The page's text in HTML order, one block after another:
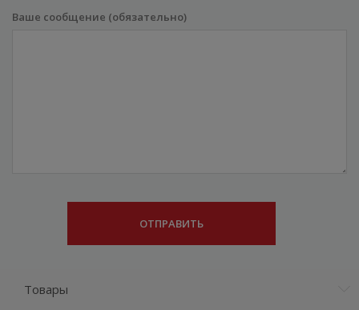
Ваше сообщение (обязательно)
Товары